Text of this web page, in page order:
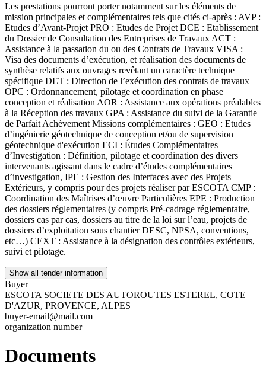
Les prestations pourront porter notamment sur les éléments de
mission principales et complémentaires tels que cités ci-après : AVP :
Etudes d’Avant-Projet PRO : Etudes de Projet DCE : Etablissement
du Dossier de Consultation des Entreprises de Travaux ACT :
Assistance à la passation du ou des Contrats de Travaux VISA :
Visa des documents d’exécution, et réalisation des documents de
synthèse relatifs aux ouvrages revêtant un caractère technique
spécifique DET : Direction de l’exécution des contrats de travaux
OPC : Ordonnancement, pilotage et coordination en phase
conception et réalisation AOR : Assistance aux opérations préalables
à la Réception des travaux GPA : Assistance du suivi de la Garantie
de Parfait Achèvement Missions complémentaires : GEO : Etudes
d’ingénierie géotechnique de conception et/ou de supervision
géotechnique d'exécution ECI : Études Complémentaires
d’Investigation : Définition, pilotage et coordination des divers
intervenants agissant dans le cadre d’études complémentaires
d’investigation, IPE : Gestion des Interfaces avec des Projets
Extérieurs, y compris pour des projets réaliser par ESCOTA CMP :
Coordination des Maîtrises d’œuvre Particulières EPE : Production
des dossiers réglementaires (y compris Pré-cadrage réglementaire,
dossiers cas par cas, dossiers au titre de la loi sur l’eau, projets de
dossiers d’exploitation sous chantier DESC, NPSA, conventions,
etc…) CEXT : Assistance à la désignation des contrôles extérieurs,
suivi et pilotage.
Show all tender information
Buyer
ESCOTA SOCIETE DES AUTOROUTES ESTEREL, COTE
D'AZUR, PROVENCE, ALPES
buyer-email@mail.com
organization number
Documents